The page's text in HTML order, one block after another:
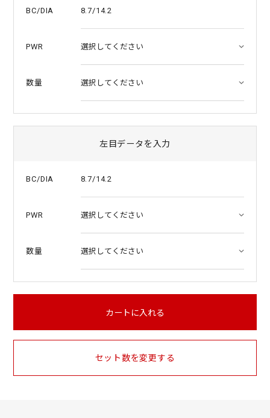
BC/DIA 8.7/14.2
PWR
数量
左目データを入力
BC/DIA 8.7/14.2
PWR
数量
カートに入れる
セット数を変更する